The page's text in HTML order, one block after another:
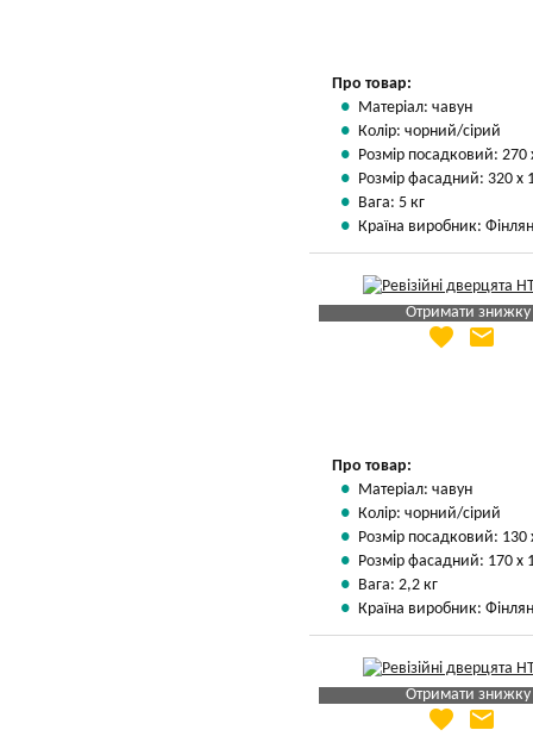
Про товар:
Матеріал: чавун
Колір: чорний/сірий
Розмір посадковий:
Розмір фасадний: 320 х
Вага: 5 кг
Країна виробник:
Отримати знижку
Яка Ваша ціна
favorite email
Про товар:
Матеріал: чавун
Колір: чорний/сірий
Розмір посадковий:
Розмір фасадний: 170 х
Вага: 2,2 кг
Країна виробник:
Отримати знижку
Яка Ваша ціна
favorite email